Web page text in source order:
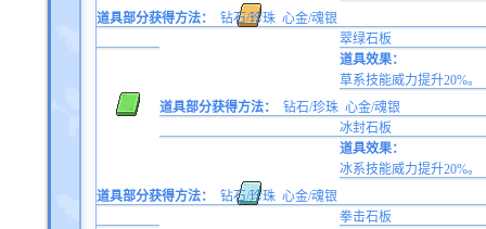
道具部分获得方法：
钻石/珍珠 心金/魂银
翠绿石板
道具效果：
草系技能威力提升20%。
道具部分获得方法：
钻石/珍珠 心金/魂银
冰封石板
道具效果：
冰系技能威力提升20%。
道具部分获得方法：
钻石/珍珠 心金/魂银
拳击石板